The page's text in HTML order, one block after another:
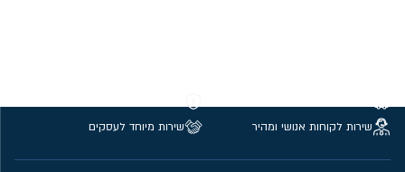
שירות לקוחות אנושי ומהיר
שירות מיוחד לעסקים